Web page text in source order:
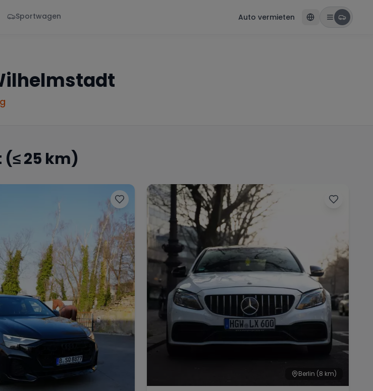
Sportwagen Auto vermieten
(≤ 25 km)
Berlin (8 km)